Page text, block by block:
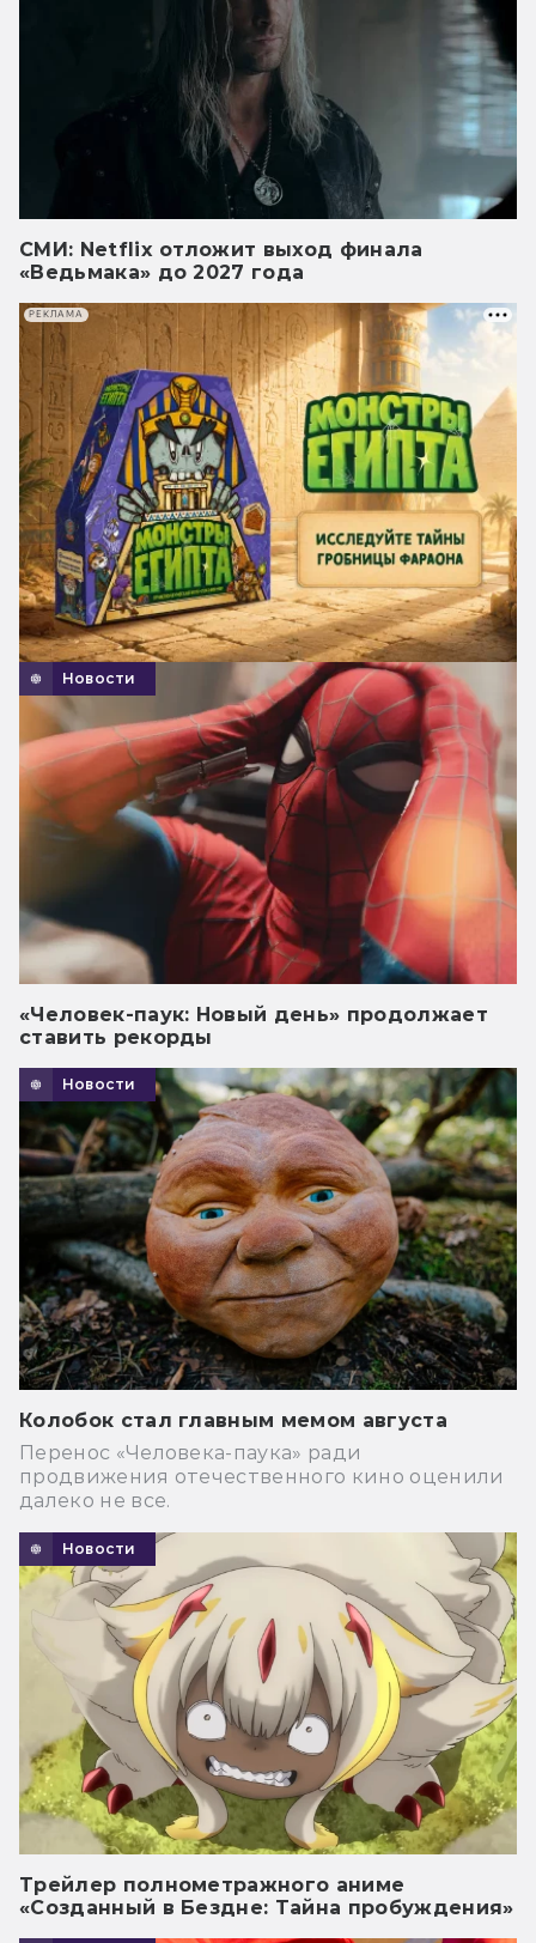
СМИ: Netflix отложит выход финала
«Ведьмака» до 2027 года
Новости
«Человек-паук: Новый день» продолжает
ставить рекорды
Новости
Колобок стал главным мемом августа
Перенос «Человека-паука» ради
продвижения отечественного кино оценили
далеко не все.
Новости
Трейлер полнометражного аниме
«Созданный в Бездне: Тайна пробуждения»
РЕКЛАМА